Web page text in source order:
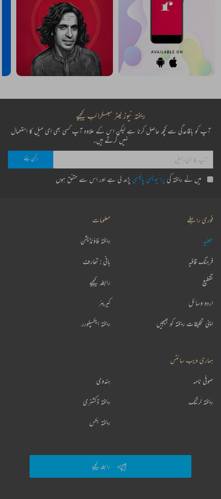
ریختہ نیوز لیٹر سبسکرائب کیجیے
آپ کو باقاعدگی سے کچھ حاصل کرنا ہے لیکن اس کے علاوہ آپ کسی بھی ای میل کا استعمال
نہیں کرتے ہیں۔
میں نے ریختہ کی پرائیویسی پالیسی پڑھ لی ہے اور اس سے متفق ہوں
فوری رابطے
عطیہ
فرہنگ قافیہ
تقطیع
اردو وسائل
اپنی تخلیقات ریختہ کو بھیجیں
معلومات
ریختہ فاؤنڈیشن
بانی : تعارف
رابطہ کیجیے
کیریئر
ریختہ ایکسپلورر
ہماری ویب سائٹس
ہندوی صوفی نامہ
ریختہ ڈکشنری ریختہ لرننگ
ریختہ بکس
رابطہ کیجیے